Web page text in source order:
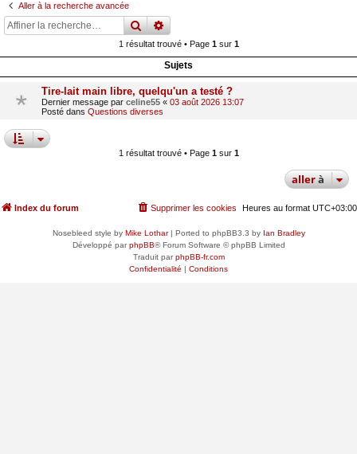
Aller à la recherche avancée
rechercher
recherche
1 résultat trouvé • Page 1sur 1
Sujets
Tire-lait main libre, quelqu'un a testé ?
Dernier message par celine55 « 03 août 2026 13:07
Posté dans Questions diverses
1 résultat trouvé • Page 1sur 1
allerà
Index du forum Heures au format UTC+03:00
Supprimer les cookies
Nosebleed style by Mike Lothar| Ported to phpBB3.3 by Ian Bradley
Développé parphpBB® Forum Software © phpBB Limited
Traduit parphpBB-fr.com
Confidentialité | Conditions